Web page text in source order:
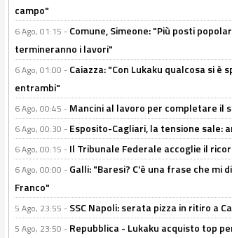
campo"
6 Ago, 01:15 - Comune, Simeone: "Più posti
termineranno i lavori"
6 Ago, 01:00 - Caiazza: "Con Lukaku qualcosa si è
entrambi"
6 Ago, 00:45 - Mancini al lavoro per completare il
6 Ago, 00:30 - Esposito-Cagliari, la tensione sale:
6 Ago, 00:15 - Il Tribunale Federale accoglie il
6 Ago, 00:00 - Galli: "Baresi? C'è una frase che
Franco"
5 Ago, 23:55 - SSC Napoli: serata pizza in ritiro a
5 Ago, 23:50 - Repubblica - Lukaku acquisto top